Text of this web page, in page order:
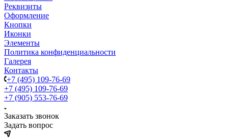
Реквизиты
Оформление
Кнопки
Иконки
Элементы
Политика конфиденциальности
Галерея
Контакты
+7 (495) 109-76-69
+7 (495) 109-76-69
+7 (905) 553-76-69
Заказать звонок
Задать вопрос